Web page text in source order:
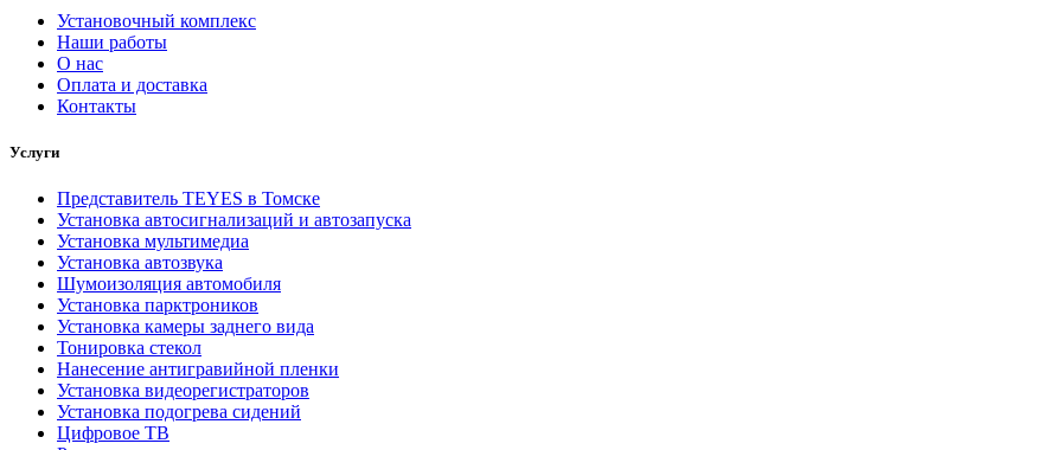
Установочный комплекс
Наши работы
О нас
Оплата и доставка
Контакты
Услуги
Представитель TEYES в Томске
Установка автосигнализаций и автозапуска
Установка мультимедиа
Установка автозвука
Шумоизоляция автомобиля
Установка парктроников
Установка камеры заднего вида
Тонировка стекол
Нанесение антигравийной пленки
Установка видеорегистраторов
Установка подогрева сидений
Цифровое ТВ